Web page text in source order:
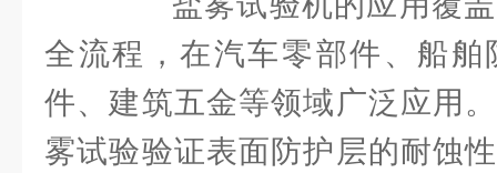
全流程，在汽车零部件、船舶
件、建筑五金等领域广泛应用
雾试验验证表面防护层的耐蚀